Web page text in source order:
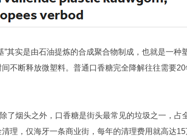
其实是由石油提炼的合成聚合物制成，也就是一种
不断释放微塑料。普通口香糖完全降解往往需要20
了烟头之外，口香糖是街头最常见的垃圾之一，占
理，仅海牙一条商业街，每年的清理费用就高达15